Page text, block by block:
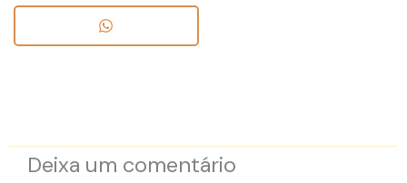
Deixa um comentário